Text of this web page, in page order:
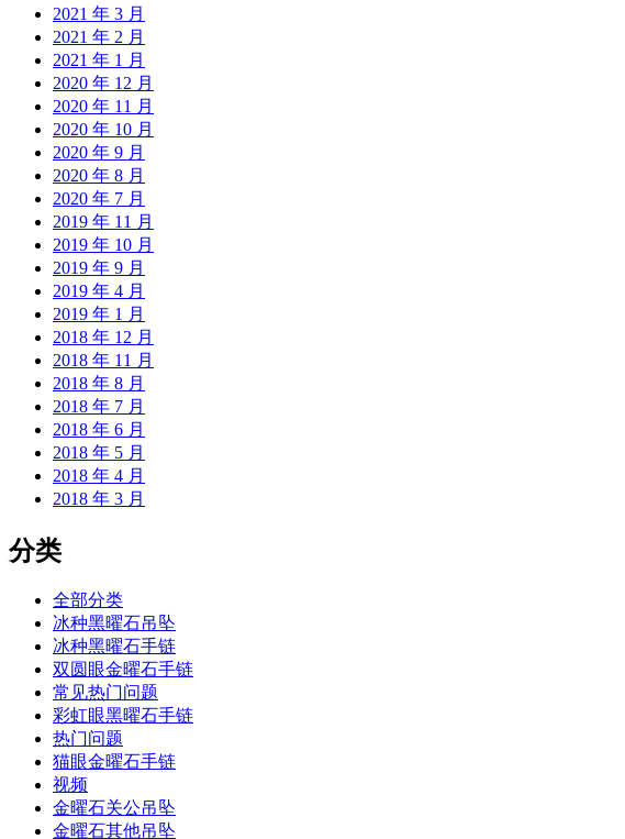
2021 年 3 月
2021 年 2 月
2021 年 1 月
2020 年 12 月
2020 年 11 月
2020 年 10 月
2020 年 9 月
2020 年 8 月
2020 年 7 月
2019 年 11 月
2019 年 10 月
2019 年 9 月
2019 年 4 月
2019 年 1 月
2018 年 12 月
2018 年 11 月
2018 年 8 月
2018 年 7 月
2018 年 6 月
2018 年 5 月
2018 年 4 月
2018 年 3 月
分类
全部分类
冰种黑曜石吊坠
冰种黑曜石手链
双圆眼金曜石手链
常见热门问题
彩虹眼黑曜石手链
热门问题
猫眼金曜石手链
视频
金曜石关公吊坠
金曜石其他吊坠